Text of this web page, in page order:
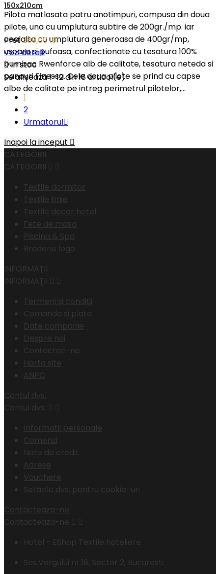
150x210cm
Pilota matlasata patru anotimpuri, compusa din doua
pilote, una cu umplutura subtire de 200gr./mp. iar
cealalta cu umplutura generoasa de 400gr/mp,
usoara si pufoasa, confectionate cu tesatura 100%
bumbac Rwenforce alb de calitate, tesatura neteda si
panouri Finessa. Cele doua pilote se prind cu capse
albe de calitate pe intreg perimetrul pilotelor,...
Pret289,00 lei
Vezi detalii
In stoc
Se afișează 1-12 din 18 articol(e)
1
2
Urmatorul
Inapoi la inceput 
CATEGORII
CATEGORII
Textile dormitor
Textile baie
Textile decor hotel
Fete de masa
Piscina & Spa
Broderie logo
INFORMAŢII
INFORMAŢII
Termeni şi condiţii
Comanda si plata
Date companie
Despre noi
Contactati-ne
Harta site
ANPC
Contul dvs.
Contul dvs.
Informatii personale
Comenzi
Note de credit
Adrese
Vouchere
Setările dvs. pentru cookie-uri
Contacteaza-ne
Contacteaza-ne
Hotel - EShop Textile hoteliere
Sos.Vergului nr.18, Sector 2, Bucuresti